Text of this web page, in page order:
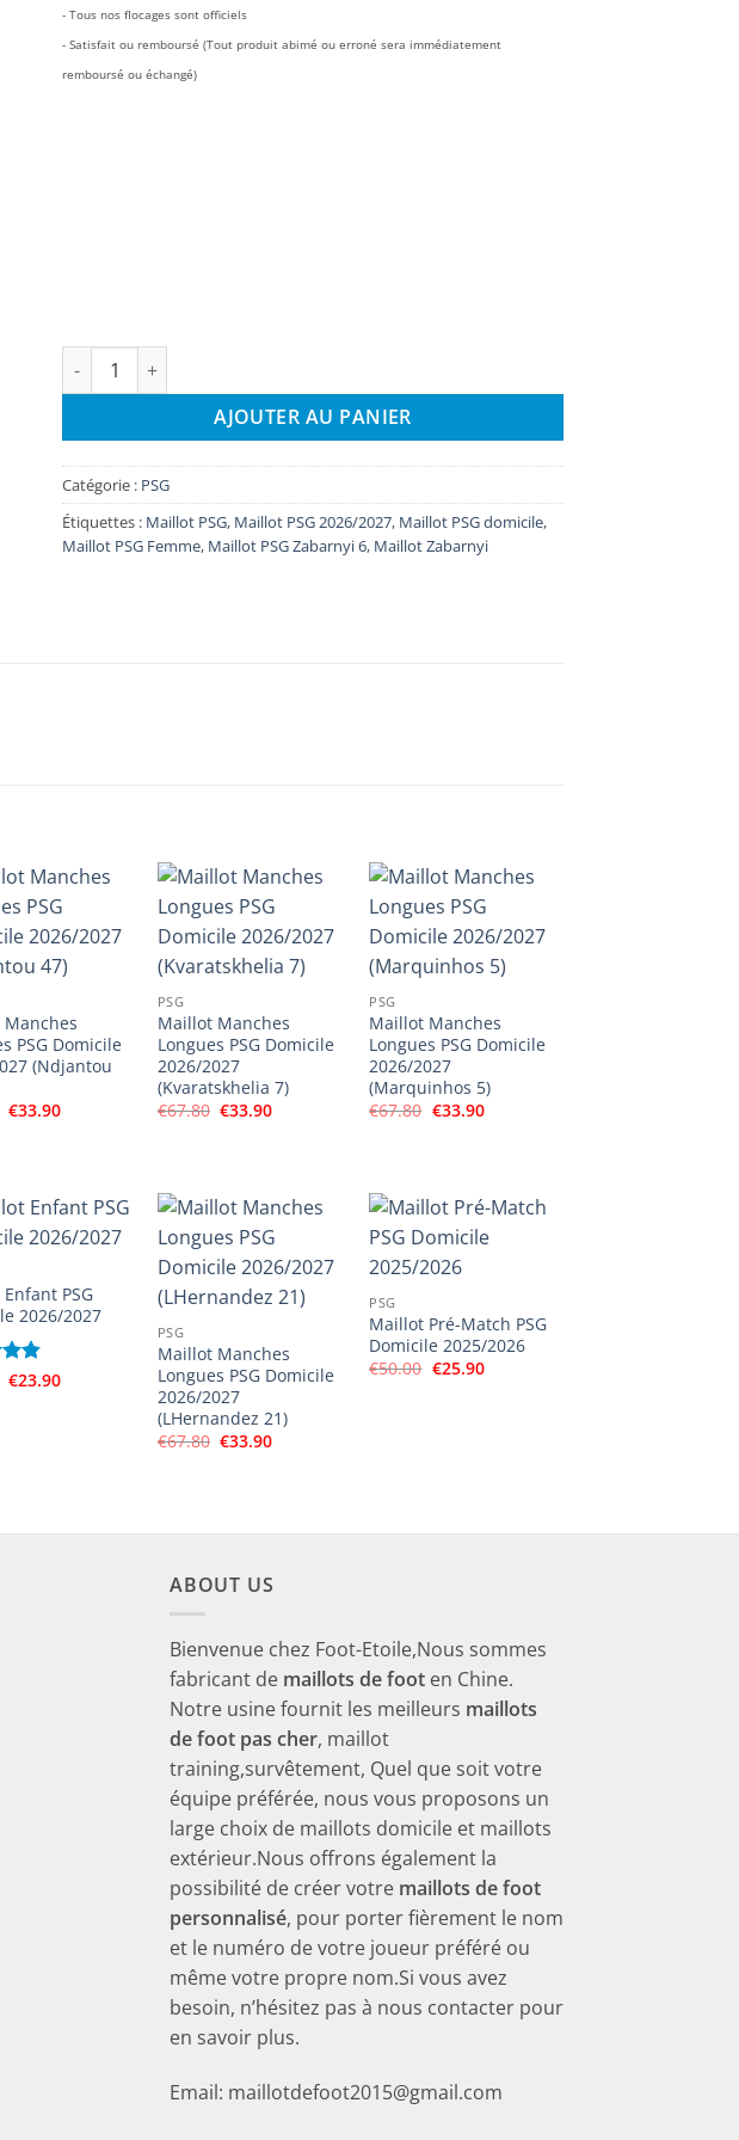
- Tous nos flocages sont officiels
- Satisfait ou remboursé (Tout produit abimé ou erroné sera immédiatement
remboursé ou échangé)
quantité de Maillot PSG Domicile Femme 2026/2027（Zabarnyi 6）
AJOUTER AU PANIER
Catégorie : PSG
Étiquettes : Maillot PSG, Maillot PSG 2026/2027, Maillot PSG domicile,
Maillot PSG Femme, Maillot PSG Zabarnyi 6, Maillot Zabarnyi
PSG Domicile
(Ndjantou
Le
€33.90Le
PSG
Maillot Manches
Longues PSG Domicile
2026/2027
(Kvaratskhelia 7)
€67.80 Le
€33.90Le
PSG
Maillot Manches
Longues PSG Domicile
2026/2027
(Marquinhos 5)
€67.80 Le
€33.90Le
PSG
2026/2027
Le
€23.90Le
PSG
Maillot Manches
Longues PSG Domicile
2026/2027
(LHernandez 21)
€67.80 Le
€33.90Le
PSG
Maillot Pré-Match PSG
Domicile 2025/2026
€50.00 Le
€25.90Le
ABOUT US
Bienvenue chez Foot-Etoile,Nous sommes
fabricant de maillots de foot en Chine.
Notre usine fournit les meilleurs maillots
de foot pas cher, maillot
training,survêtement, Quel que soit votre
équipe préférée, nous vous proposons un
large choix de maillots domicile et maillots
extérieur.Nous offrons également la
possibilité de créer votre maillots de foot
personnalisé, pour porter fièrement le nom
et le numéro de votre joueur préféré ou
même votre propre nom.Si vous avez
besoin, n’hésitez pas à nous contacter pour
en savoir plus.
Email: maillotdefoot2015@gmail.com